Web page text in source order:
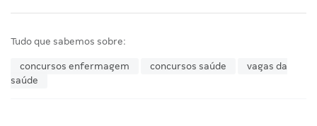
Tudo que sabemos sobre:
concursos enfermagem concursos saúde
vagas da
saúde